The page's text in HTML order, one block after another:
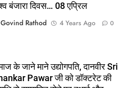
बंजारा दिवस… 08 एप्रिल
Govind Rathod
4 Years Ago 0
के जाने माने उद्योगपति, दानवीर Sri
Pawar जी को डॉक्टरेट की